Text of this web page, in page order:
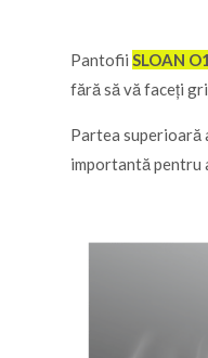
Pantofii SLOAN
fără să vă faceți
Partea superioară
importantă pentru